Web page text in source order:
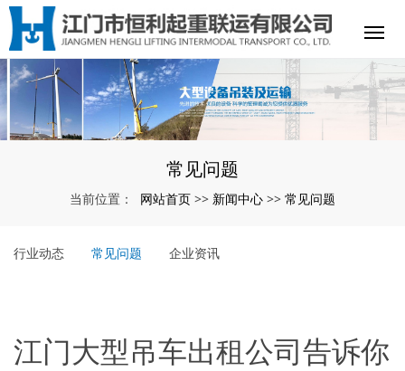
常见问题
当前位置： 网站首页 >> 新闻中心 >> 常见问题
行业动态 常见问题 企业资讯
江门大型吊车出租公司告诉你